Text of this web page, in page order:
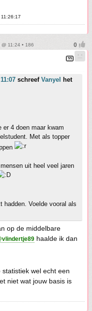
11:24 • 186
schreef Vanyel
het
er 4 doen maar kwam
Met als topper
uit heel veel jaren
hadden. Voelde vooral als
op de middelbare
haalde ik dan
wel echt een
niet wat jouw basis is